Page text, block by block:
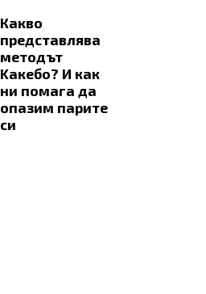
Какво
представлява
методът
Kaкебо? И как
ни помага да
опазим парите
си